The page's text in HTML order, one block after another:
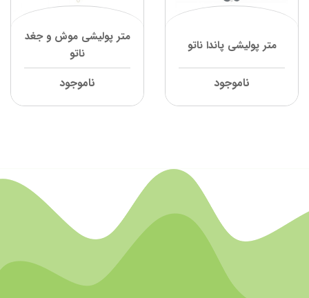
متر پولیشی پاندا ناتو
ناموجود
متر پولیشی موش و جغد
ناتو
ناموجود